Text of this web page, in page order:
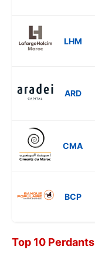
LHM
ARD
CMA
BCP
Top 10 Perdants